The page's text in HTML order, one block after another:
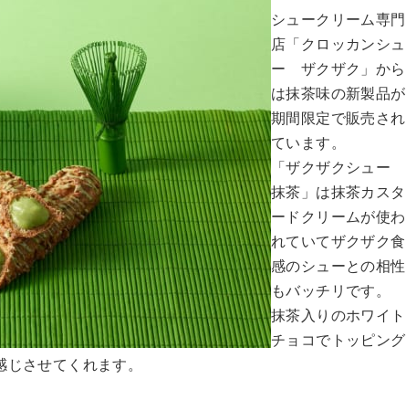
シュークリーム専門
店「クロッカンシュ
ー ザクザク」から
は抹茶味の新製品が
期間限定で販売され
ています。
「ザクザクシュー
抹茶」は抹茶カスタ
ードクリームが使わ
れていてザクザク食
感のシューとの相性
もバッチリです。
抹茶入りのホワイト
チョコでトッピング
させてくれます。